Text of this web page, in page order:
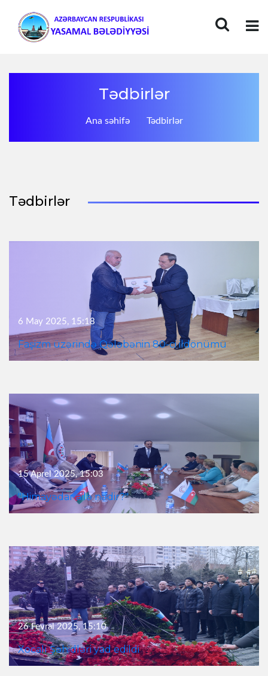
Tədbirlər
Ana səhifə Tədbirlər
Tədbirlər
6 May 2025, 15:18
Faşizm üzərində Qələbənin 80-ci ildönümü
15 Aprel 2025, 15:03
"Himayədar ailə nədir?"
26 Fevral 2025, 15:10
Xocalı Şəhidləri yad edildi